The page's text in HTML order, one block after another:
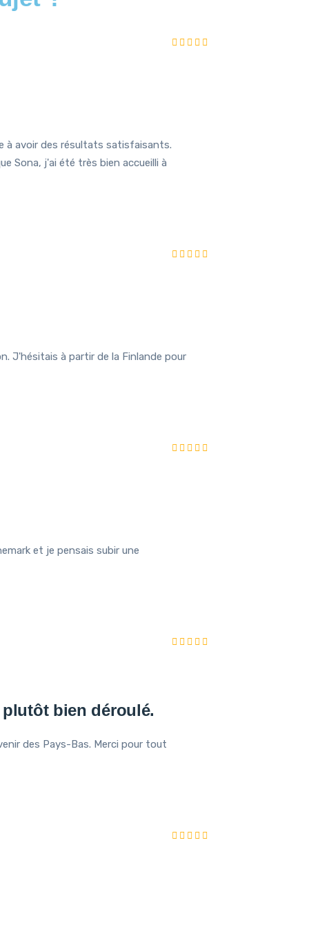
à avoir des résultats satisfaisants.
Sona, j'ai été très bien accueilli à
J'hésitais à partir de la Finlande pour
et je pensais subir une
bien déroulé.
des Pays-Bas. Merci pour tout